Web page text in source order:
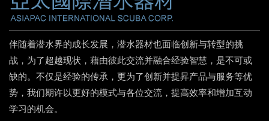
伴随着潜水界的成长发展，潜水器材也面临创新与转型的挑
战，为了超越现状，藉由彼此交流并融合经验智慧，是不可或
缺的。不仅是经验的传承，更为了创新并提昇产品与服务等优
势，我们期许以更好的模式与各位交流，提高效率和增加互动
学习的机会。